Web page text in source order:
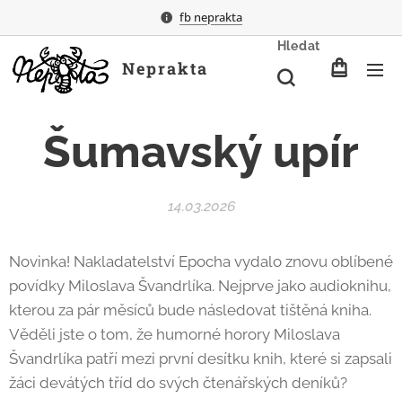
fb neprakta
Neprakta
Hledat
Šumavský upír
14.03.2026
Novinka! Nakladatelství Epocha vydalo znovu oblíbené
povídky Miloslava Švandrlíka. Nejprve jako audioknihu,
kterou za pár měsíců bude následovat tištěná kniha.
Věděli jste o tom, že humorné horory Miloslava
Švandrlíka patří mezi první desítku knih, které si zapsali
žáci devátých tříd do svých čtenářských deníků?